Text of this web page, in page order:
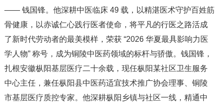
—— 钱国锋。他深耕中医临床 49 载，以精湛医术守护百姓筋
骨健康，以赤诚仁心践行医者使命，将平凡的行医之路活成
了新时代劳动者的最美模样，荣获 “2026 华夏最具影响力医
学人物” 称号，成为铜陵中医药领域的标杆与骄傲。钱国锋，
扎根安徽枞阳基层医疗二十余载，现任枞阳某社区卫生服务
中心主任，兼任枞阳县中医药适宜技术推广协会理事、铜陵
市基层医疗质控专家。他深耕枞阳乡镇与社区一线，精通中